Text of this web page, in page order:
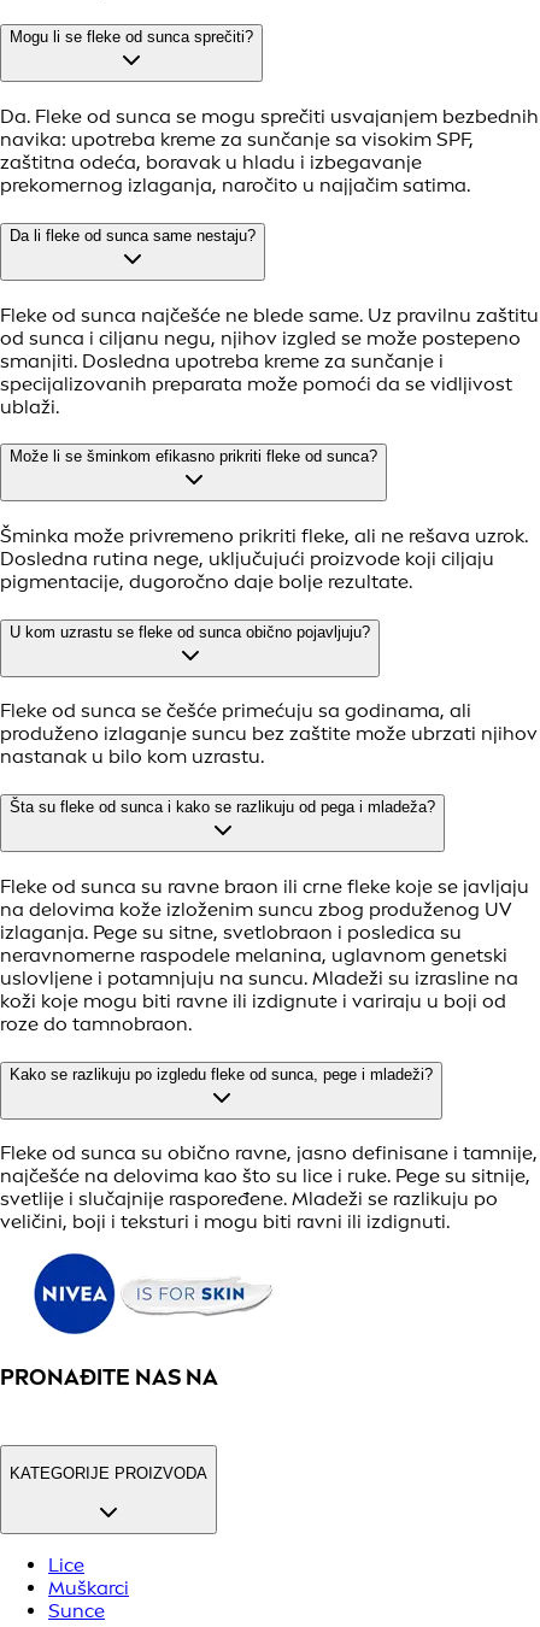
Mogu li se fleke od sunca sprečiti?
Da. Fleke od sunca se mogu sprečiti usvajanjem bezbednih
navika: upotreba kreme za sunčanje sa visokim SPF,
zaštitna odeća, boravak u hladu i izbegavanje
prekomernog izlaganja, naročito u najjačim satima.
Da li fleke od sunca same nestaju?
Fleke od sunca najčešće ne blede same. Uz pravilnu zaštitu
od sunca i ciljanu negu, njihov izgled se može postepeno
smanjiti. Dosledna upotreba kreme za sunčanje i
specijalizovanih preparata može pomoći da se vidljivost
ublaži.
Može li se šminkom efikasno prikriti fleke od sunca?
Šminka može privremeno prikriti fleke, ali ne rešava uzrok.
Dosledna rutina nege, uključujući proizvode koji ciljaju
pigmentacije, dugoročno daje bolje rezultate.
U kom uzrastu se fleke od sunca obično pojavljuju?
Fleke od sunca se češće primećuju sa godinama, ali
produženo izlaganje suncu bez zaštite može ubrzati njihov
nastanak u bilo kom uzrastu.
Šta su fleke od sunca i kako se razlikuju od pega i mladeža?
Fleke od sunca su ravne braon ili crne fleke koje se javljaju
na delovima kože izloženim suncu zbog produženog UV
izlaganja. Pege su sitne, svetlobraon i posledica su
neravnomerne raspodele melanina, uglavnom genetski
uslovljene i potamnjuju na suncu. Mladeži su izrasline na
koži koje mogu biti ravne ili izdignute i variraju u boji od
roze do tamnobraon.
Kako se razlikuju po izgledu fleke od sunca, pege i mladeži?
Fleke od sunca su obično ravne, jasno definisane i tamnije,
najčešće na delovima kao što su lice i ruke. Pege su sitnije,
svetlije i slučajnije raspoređene. Mladeži se razlikuju po
veličini, boji i teksturi i mogu biti ravni ili izdignuti.
PRONAĐITE NAS NA
KATEGORIJE PROIZVODA
Lice
Muškarci
Sunce